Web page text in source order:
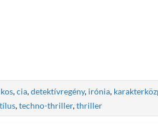
,cia,detektívregény, irónia,
,techno-thriller,thriller